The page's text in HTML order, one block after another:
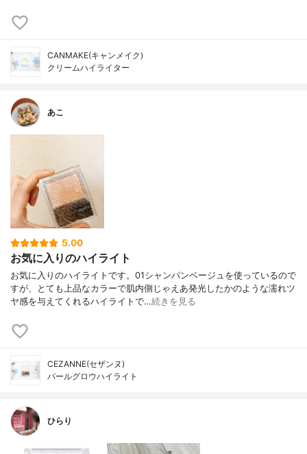
CANMAKE(キャンメイク)
クリームハイライター
あこ
5.00
お気に入りのハイライト
お気に入りのハイライトです。01シャンパンベージュを使っているので
すが、とても上品なカラーで肌内側じゃえあ発光したかのような濡れツ
ヤ感を与えてくれるハイライトで…続きを見る
CEZANNE(セザンヌ)
パールグロウハイライト
ひらり